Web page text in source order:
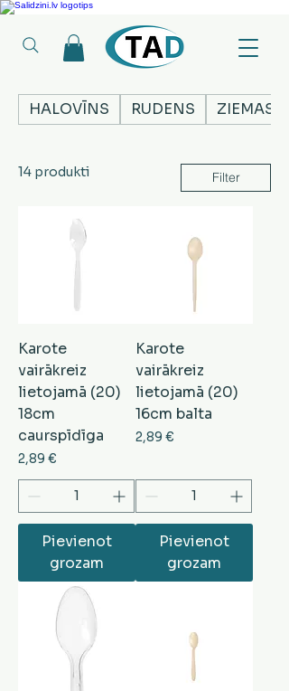
Ledusskapji, Sadzīves tehnika, Smaržas,
HALOVĪNS RUDENS
14 produkti Filter
Karote
vairākreiz
lietojamā (20)
18cm
caurspīdīga
Cena
2,89 €
Pievienot
grozam
Karote
vairākreiz
lietojamā (20)
16cm balta
Cena
2,89 €
Pievienot
grozam